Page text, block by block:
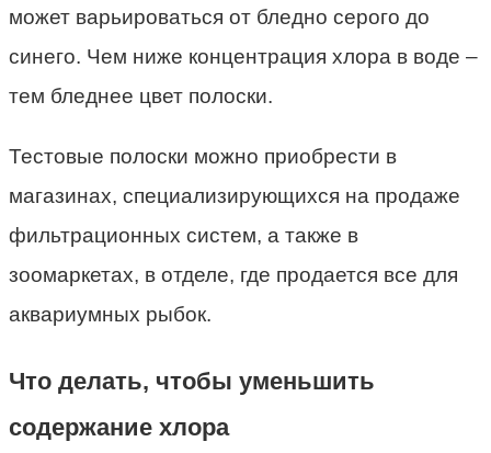
может варьироваться от бледно серого до
синего. Чем ниже концентрация хлора в воде –
тем бледнее цвет полоски.
Тестовые полоски можно приобрести в
магазинах, специализирующихся на продаже
фильтрационных систем, а также в
зоомаркетах, в отделе, где продается все для
аквариумных рыбок.
Что делать, чтобы уменьшить
содержание хлора